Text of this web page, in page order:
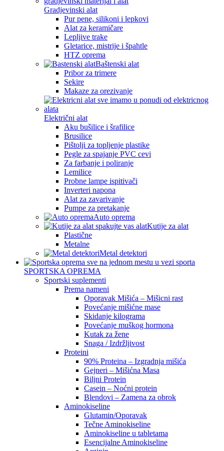
Gradjevinski alat
Pur pene, silikoni i lepkovi
Alat za keramičare
Lepljive trake
Gletarice, mistrije i špahtle
HTZ oprema
Baštenski alat
Pribor za trimere
Sekire
Makaze za orezivanje
Električni alat
Aku bušilice i šrafilice
Brusilice
Pištolji za topljenje plastike
Pegle za spajanje PVC cevi
Za farbanje i poliranje
Lemilice
Probne lampe ispitivači
Inverteri napona
Alat za zavarivanje
Pumpe za pretakanje
Auto oprema
Kutije za alat
Plastične
Metalne
Metal detektori
SPORTSKA OPREMA
Sportski suplementi
Prema nameni
Oporavak Mišića – Mišicni rast
Povećanje mišićne mase
Skidanje kilograma
Povećanje muškog hormona
Kutak za žene
Snaga / Izdržljivost
Proteini
90% Proteina – Izgradnja mišića
Gejneri – Mišićna Masa
Biljni Protein
Casein – Noćni protein
Blendovi – Zamena za obrok
Aminokiseline
Glutamin/Oporavak
Tečne Aminokiseline
Aminokiseline u tabletama
Esencijalne Aminokiseline